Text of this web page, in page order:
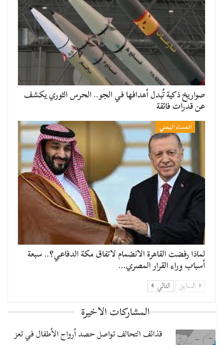
صواريخ ذكية تُبدل أهدافها في الجو.. الحرس الثوري يكشف
عن قدرات فائقة
المساء اليمني
لماذا رفضت القاهرة الانضمام لاتفاق مكة الدفاعي؟.. سبعة
أسباب وراء القرار المصري…
السابق التالي
المشاركات الاخيرة
قذائف التحالف تواصل حصد أرواح الأطفال في تعز